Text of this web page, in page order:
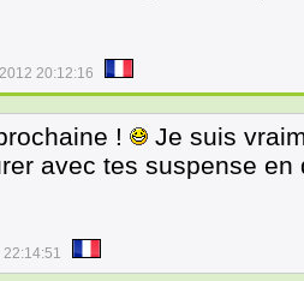
20:12:16
!
Je suis
avec tes suspense